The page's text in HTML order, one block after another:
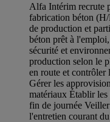
Alfa Intérim recrute
fabrication béton
de production et
béton prêt à
sécurité et
production selon le
en route et contrôler
Gérer les
matériaux Établir
fin de journée Veiller
l'entretien courant